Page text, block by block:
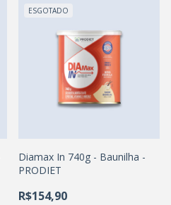
ESGOTADO
Diamax In 740g - Baunilha -
PRODIET
R$154,90